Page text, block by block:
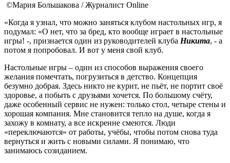
©Мария Большакова / Журналист Online
«Когда я узнал, что можно заняться клубом настольных игр, я
подумал: «О нет, что за бред, кто вообще играет в настольные
игры! -, признается один из руководителей клуба Никита, - а
потом я попробовал. И вот у меня свой клуб.
Настольные игры – один из способов выражения своего
желания помечтать, погрузиться в детство. Концепция
безумно добрая. Здесь никто не курит, не пьёт, не портит своё
здоровье, а побыть с друзьями хочется. По большому счёту,
даже особенный сервис не нужен: только стол, четыре стены и
хорошая компания. Мне становится тепло на душе, когда я
захожу в комнату, а все искренне смеются. Люди
«переключаются» от работы, учёбы, чтобы потом снова туда
вернуться и жить с новыми силами. Я понимаю, что
занимаюсь созиданием.